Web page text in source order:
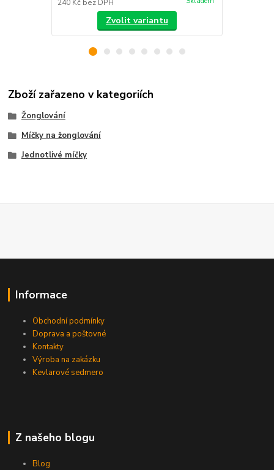
240 Kč bez DPH
Zvolit variantu
Zboží zařazeno v kategoriích
Žonglování
Míčky na žonglování
Jednotlivé míčky
Informace
Obchodní podmínky
Doprava a poštovné
Kontakty
Výroba na zakázku
Kevlarové sedmero
Z našeho blogu
Blog